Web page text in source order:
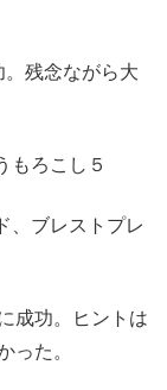
残念ながら大
ろこし５
、ブレストプレ
成功。ヒントは
った。